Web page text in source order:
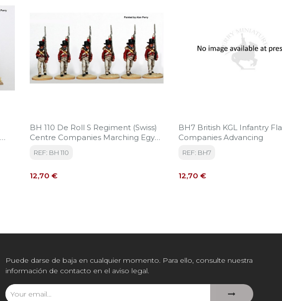
BH 110 De Roll S Regiment (Swiss)
Centre Companies Marching Egypt
REF: BH 110
Precio
12,70 €
BH7 British KGL Infantry
Companies Advancing
REF: BH7
Precio
12,70 €
Puede darse de baja en cualquier momento. Para ello, consulte nuestra
información de contacto en el aviso legal.